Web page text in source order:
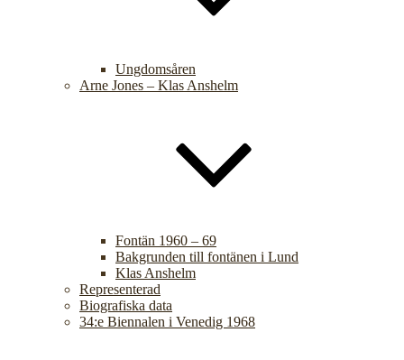
Ungdomsåren
Arne Jones – Klas Anshelm
Fontän 1960 – 69
Bakgrunden till fontänen i Lund
Klas Anshelm
Representerad
Biografiska data
34:e Biennalen i Venedig 1968